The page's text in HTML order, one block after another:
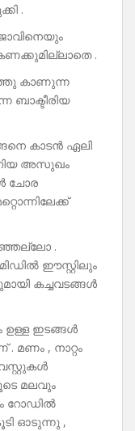
.
.
കാണുന്ന
ബാക്ടീരിയ
കാടൻ ഏലി
അസുഖം
ചോര
.
ഈസ്റ്റിലും
കച്ചവടങ്ങൾ
ഉള്ള ഇടങ്ങൾ
, നാറ്റം
മലവും
റോഡിൽ
ഓടുന്നു ,